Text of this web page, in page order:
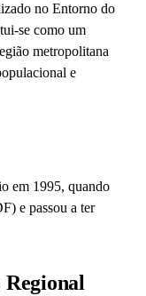
no Entorno do
se como um
metropolitana
e
em 1995, quando
e passou a ter
Regional